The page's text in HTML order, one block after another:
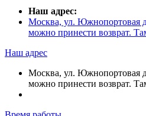
Наш адрес:
Москва, ул. Южнопортовая
можно принести возврат.
Наш адрес
Москва, ул. Южнопортовая
можно принести возврат.